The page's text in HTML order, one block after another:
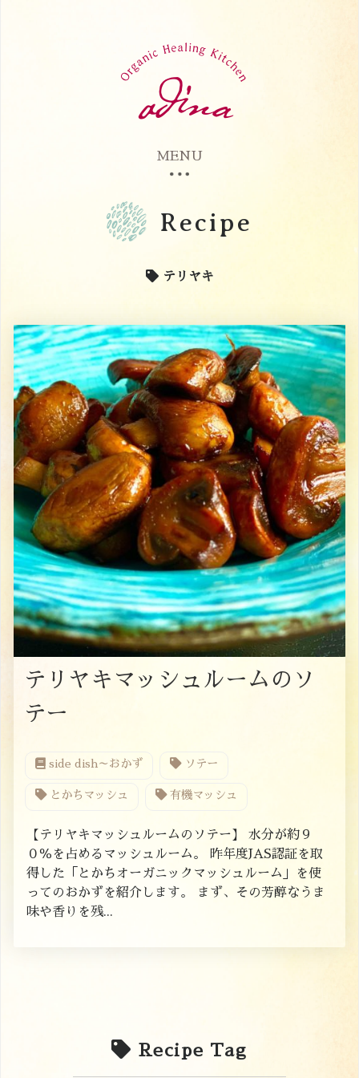
MENU
Recipe
テリヤキ
テリヤキマッシュルームのソ
テー
side dish～おかず ソテー
とかちマッシュ 有機マッシュ
【テリヤキマッシュルームのソテー】 水分が約９
０％を占めるマッシュルーム。 昨年度JAS認証を取
得した「とかちオーガニックマッシュルーム」を使
ってのおかずを紹介します。 まず、その芳醇なうま
味や香りを残...
Recipe Tag